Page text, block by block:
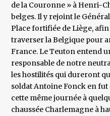
de la Couronne » à Henri-
belges. Il y rejoint le
Place fortifiée de Liège,
traverser la Belgique pour
France. Le Teuton entend
responsable de notre
les hostilités qui dureront
soldat Antoine Fonck en
cette même journée à
chaussée Charlemagne à